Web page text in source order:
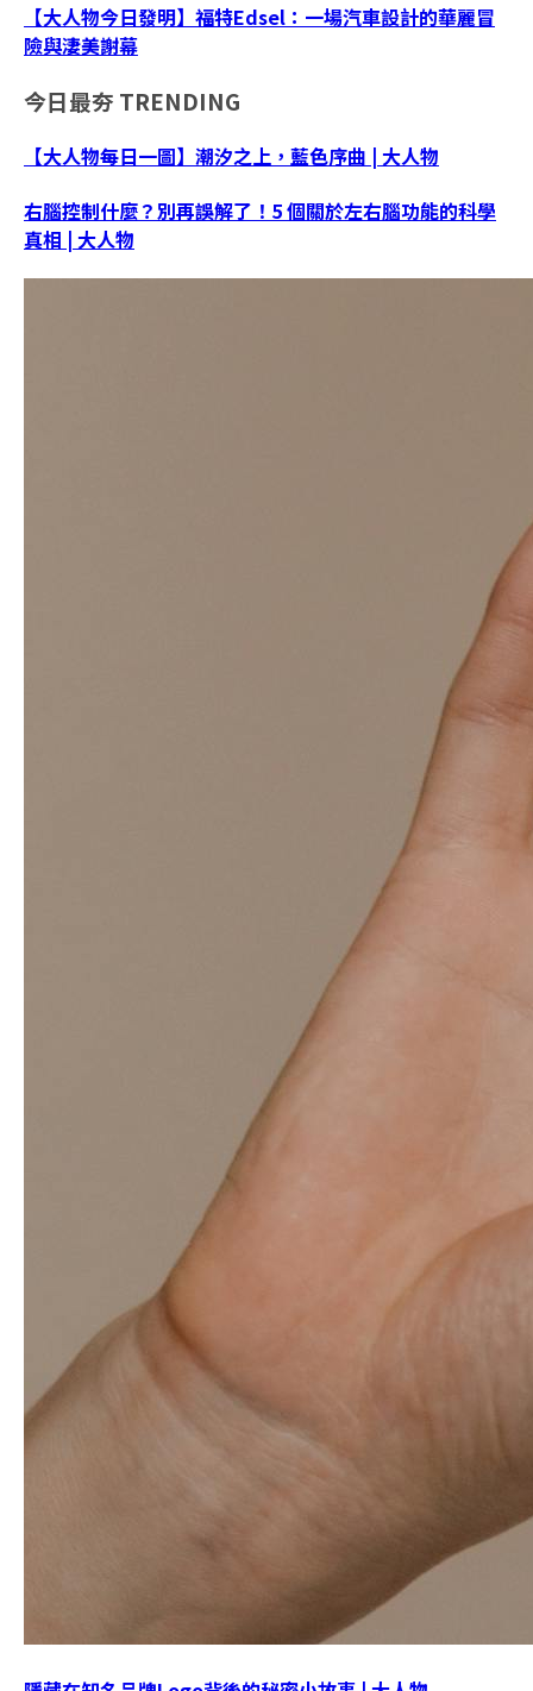
【大人物今日發明】福特Edsel：一場汽車設計的華麗冒
險與淒美謝幕
今日最夯 TRENDING
【大人物每日一圖】潮汐之上，藍色序曲 | 大人物
右腦控制什麼？別再誤解了！5 個關於左右腦功能的科學
真相 | 大人物